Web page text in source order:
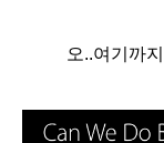
오..여기까